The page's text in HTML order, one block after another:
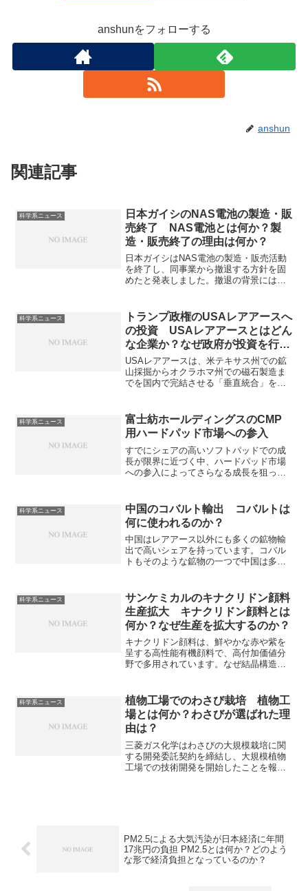
anshunをフォローする
anshun
関連記事
科学系ニュース
日本ガイシのNAS電池の製造・販
売終了 NAS電池とは何か？製
造・販売終了の理由は何か？
日本ガイシはNAS電池の製造・販売活動
を終了し、同事業から撤退する方針を固
めたと発表しました。撤退の背景には、
の競争激化があります。NAS電池とは何
か、硫黄が使われる理由を知ることがで
きます。
科学系ニュース
トランプ政権のUSAレアアースへ
の投資 USAレアアースとはどん
な企業か？なぜ政府が投資を行う
のか？
USAレアアースは、米テキサス州での鉱
山採掘からオクラホマ州での磁石製造ま
でを国内で完結させる「垂直統合」を目
のかを知ることができます。
科学系ニュース
富士紡ホールディングスのCMP
用ハードパッド市場への参入
すでにシェアの高いソフトパッドでの成
長が限界に近づく中、ハードパッド市場
への参入によってさらなる成長を狙って
科学系ニュース
中国のコバルト輸出 コバルトは
何に使われるのか？
中国はレアアース以外にも多くの鉱物輸
出で高いシェアを持っています。コバル
トもそのような鉱物の一つで中国は多く
ばコバルト製品の輸出に制限をかける可
能性も充分にあります。コバルトが何に
使われるのかを知ることができます。
科学系ニュース
サンケミカルのキナクリドン顔料
生産拡大 キナクリドン顔料とは
何か？なぜ生産を拡大するのか？
キナクリドン顔料は、鮮やかな赤や紫を
呈する高性能有機顔料で、高付加価値分
野で多用されています。なぜ結晶構造で
科学系ニュース
植物工場でのわさび栽培 植物工
場とは何か？わさびが選ばれた理
由は？
三菱ガス化学はわさびの大規模栽培に関
する開発委託契約を締結し、大規模植物
工場での技術開発を開始したことを報告
知ることができます。
PM2.5による大気汚染が日本経済に年間
17兆円の負担 PM2.5とは何か？どのよう
な形で経済負担となっているのか？